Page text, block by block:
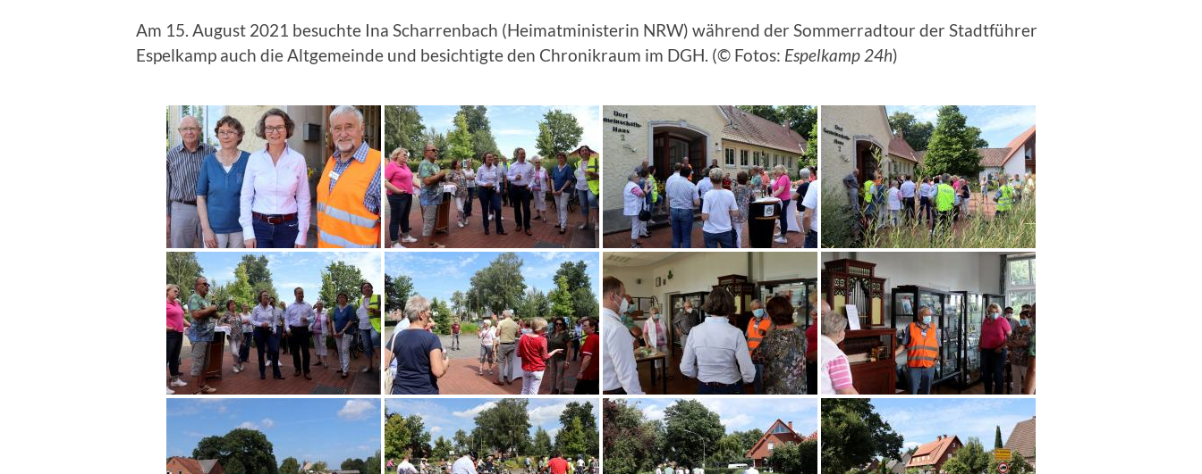
Am 15. August 2021 besuchte Ina Scharrenbach (Heimatministerin NRW) während der Sommerradtour der Stadtführer
Espelkamp auch die Altgemeinde und besichtigte den Chronikraum im DGH. (© Fotos: Espelkamp 24h)